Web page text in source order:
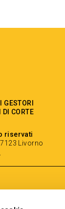
DI CORTE
riservati
Livorno